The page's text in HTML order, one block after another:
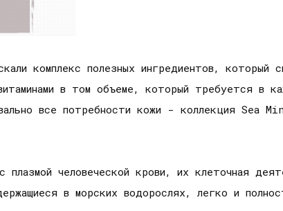
комплекс полезных ингредиентов, который
в том объеме, который требуется в
все потребности кожи - коллекция Sea
плазмой человеческой крови, их клеточная
в морских водорослях, легко и